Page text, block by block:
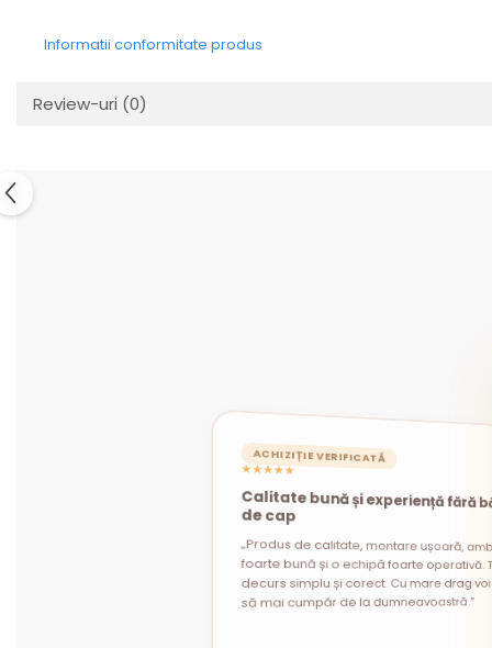
Informatii conformitate produs
Review-uri (0)
ACHIZIȚIE VERIFICATĂ
★★★★★
Calitate bună și experiență fără
de cap
„Produs de calitate, montare ușoară,
foarte bună și o echipă foarte operativă.
decurs simplu și corect. Cu mare drag voi
să mai cumpăr de la dumneavoastră.”